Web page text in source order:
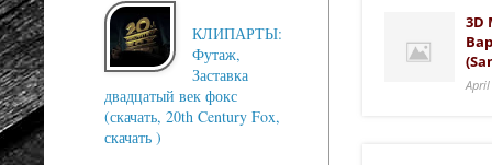
3D
КЛИПАРТЫ:
Футаж,
Заставка
двадцатый век фокс
(скачать, 20th Century Fox,
скачать )